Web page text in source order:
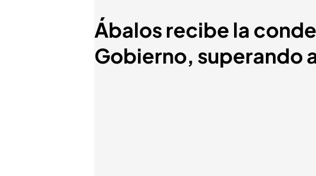
Ábalos recibe la
Gobierno, superando